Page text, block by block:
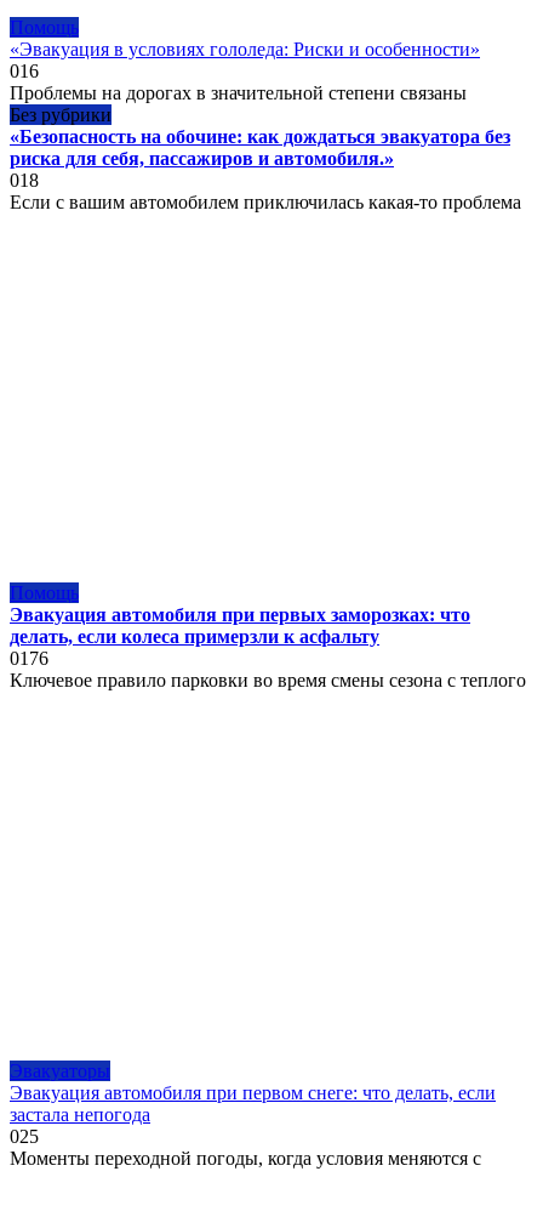
Помощь
«Эвакуация в условиях гололеда: Риски и особенности»
016
Проблемы на дорогах в значительной степени связаны
Без рубрики
«Безопасность на обочине: как дождаться эвакуатора без
риска для себя, пассажиров и автомобиля.»
018
Если с вашим автомобилем приключилась какая-то проблема
Помощь
Эвакуация автомобиля при первых заморозках: что
делать, если колеса примерзли к асфальту
0176
Ключевое правило парковки во время смены сезона с теплого
Эвакуаторы
Эвакуация автомобиля при первом снеге: что делать, если
застала непогода
025
Моменты переходной погоды, когда условия меняются с